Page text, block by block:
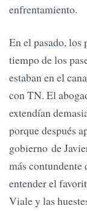
enfrentamiento.
En el pasado,
tiempo de los
estaban en el
con TN. El
extendían
porque después
gobierno de
más contundente
entender el
Viale y las